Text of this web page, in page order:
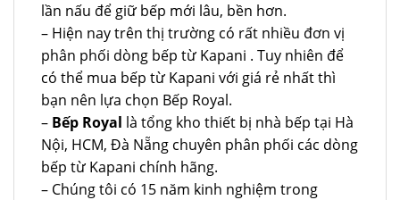
lần nấu để giữ bếp mới lâu, bền hơn.
– Hiện nay trên thị trường có rất nhiều đơn vị
phân phối dòng bếp từ Kapani . Tuy nhiên để
có thể mua bếp từ Kapani với giá rẻ nhất thì
bạn nên lựa chọn Bếp Royal.
– Bếp Royal là tổng kho thiết bị nhà bếp tại Hà
Nội, HCM, Đà Nẵng chuyên phân phối các dòng
bếp từ Kapani chính hãng.
– Chúng tôi có 15 năm kinh nghiệm trong